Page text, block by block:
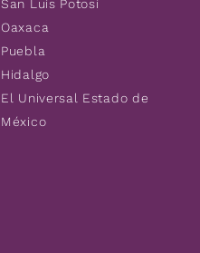
San Luis Potosí
Oaxaca
Puebla
Hidalgo
El Universal Estado de
México